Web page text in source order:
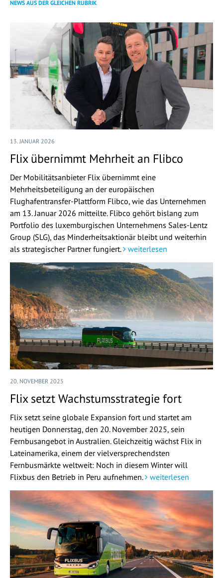
NEWS AUS DER GLEICHEN RUBRIK
13. JANUAR 2026
Flix übernimmt Mehrheit an Flibco
Der Mobilitätsanbieter Flix übernimmt eine
Mehrheitsbeteiligung an der europäischen
Flughafentransfer-Plattform Flibco, wie das Unternehmen
am 13. Januar 2026 mitteilte. Flibco gehört bislang zum
Portfolio des luxemburgischen Unternehmens Sales-Lentz
Group (SLG), das Minderheitsaktionär bleibt und weiterhin
als strategischer Partner fungiert.
weiterlesen
20. NOVEMBER 2025
Flix setzt Wachstumsstrategie fort
Flix setzt seine globale Expansion fort und startet am
heutigen Donnerstag, den 20. November 2025, sein
Fernbusangebot in Australien. Gleichzeitig wächst Flix in
Lateinamerika, einem der vielversprechendsten
Fernbusmärkte weltweit: Noch in diesem Winter will
Flixbus den Betrieb in Peru aufnehmen.
weiterlesen